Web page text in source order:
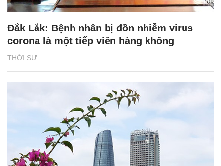
THỜI SỰ
Đắk Lắk: Bệnh nhân bị đồn nhiễm virus
corona là một tiếp viên hàng không